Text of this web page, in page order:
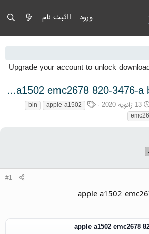
ورود ثبت نام
apple a1502 emc2678 820-3476-
تاریخ شروع
13 ژانویه 2020 برچسب‌ها
apple a1502
bin
#1
apple a1502
apple a1502 emc2678